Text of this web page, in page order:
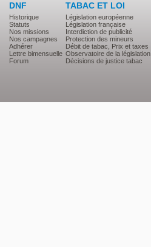
DNF
Historique
Statuts
Nos missions
Nos campagnes
Adhérer
Lettre bimensuelle
Forum
TABAC ET LOI
Législation européenne
Législation française
Interdiction de publicité
Protection des mineurs
Débit de tabac, Prix et taxes
Observatoire de la législation
Décisions de justice tabac